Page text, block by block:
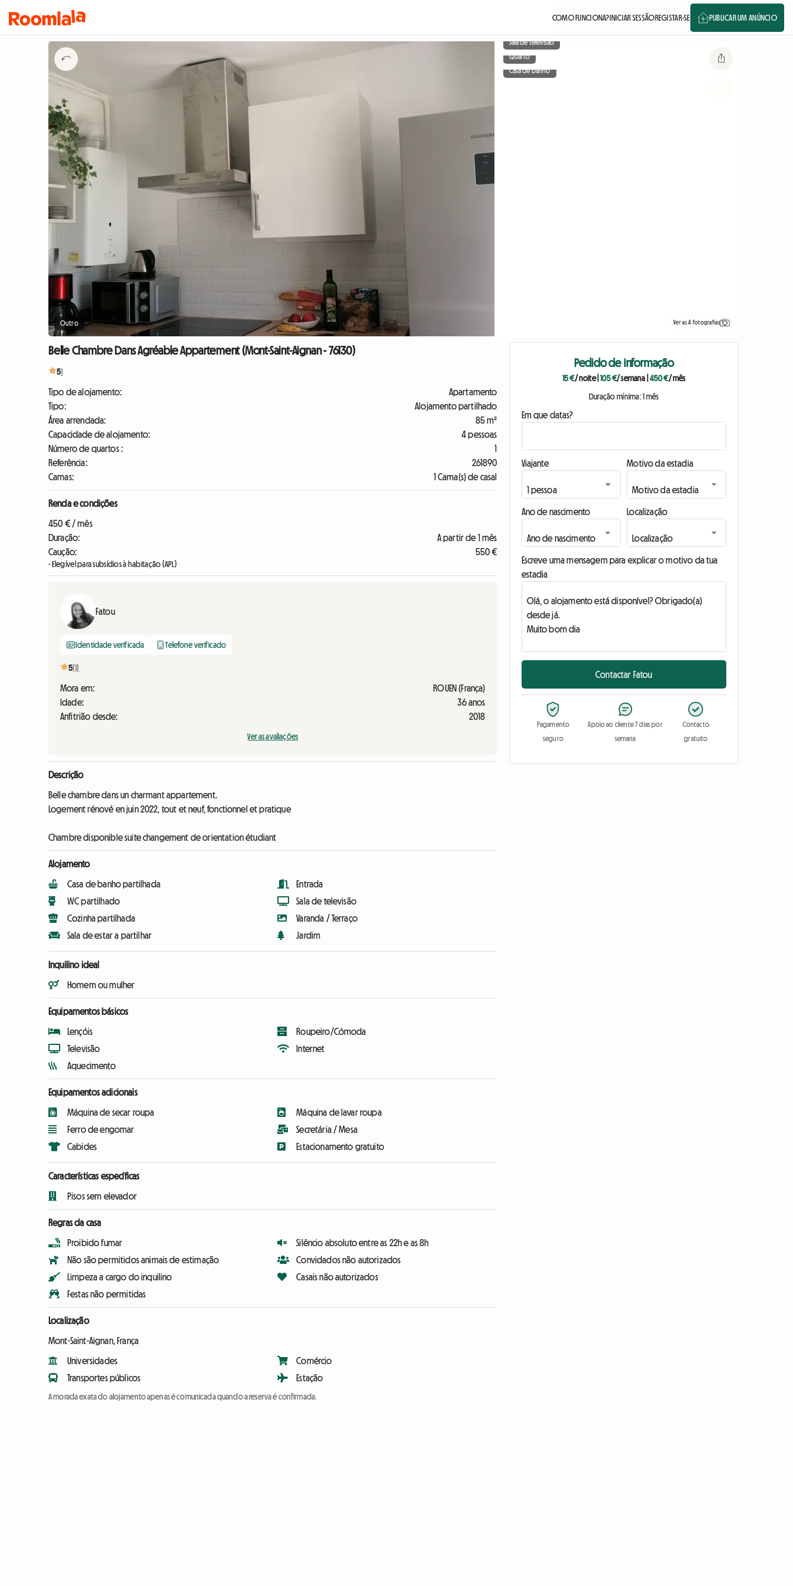
COMO FUNCIONA?INICIAR SESSÃOREGISTAR-SE PUBLICAR UM ANÚNCIO
Outro
Sala de televisão
Quarto
Casa de banho
Ver as 4 fotografias
Belle Chambre Dans Agréable Appartement (Mont-Saint-Aignan - 76130)
51
Tipo de alojamento:
Apartamento
Tipo:
Alojamento partilhado
Área arrendada:
85 m²
Capacidade de alojamento:
4 pessoas
Número de quartos :
1
Referência:
261890
Camas:
1 Cama(s) de casal
Renda e condições
450 € / mês
Duração:
A partir de 1 mês
Caução:
550 €
- Elegível para subsídios à habitação (APL)
Fatou
Identidade verificada Telefone verificado
5(1)
Mora em:
ROUEN (França)
Idade:
36 anos
Anfitrião desde:
2018
Ver as avaliações
Descrição
Belle chambre dans un charmant appartement.
Logement rénové en juin 2022, tout et neuf, fonctionnel et pratique
Chambre disponible suite changement de orientation étudiant
Alojamento
Casa de banho partilhada
WC partilhado
Cozinha partilhada
Sala de estar a partilhar
Entrada
Sala de televisão
Varanda / Terraço
Jardim
Inquilino ideal
Homem ou mulher
Equipamentos básicos
Lençóis
Televisão
Aquecimento
Roupeiro/Cómoda
Internet
Equipamentos adicionais
Máquina de secar roupa
Ferro de engomar
Cabides
Máquina de lavar roupa
Secretária / Mesa
Estacionamento gratuito
Características específicas
Pisos sem elevador
Regras da casa
Proibido fumar
Não são permitidos animais de estimação
Limpeza a cargo do inquilino
Festas não permitidas
Silêncio absoluto entre as 22h e as 8h
Convidados não autorizados
Casais não autorizados
Localização
Mont-Saint-Aignan, França
Universidades
Transportes públicos
Comércio
Estação
A morada exata do alojamento apenas é comunicada quando a reserva é confirmada.
Pedido de informação
15 €/ noite|105 €/ semana 450 €/ mês
Duração mínima: 1 mês
Em que datas?
Viajante Motivo da estadia
Ano de nascimento Localização
Escreve uma mensagem para explicar o motivo da tua
estadia
Contactar Fatou
Pagamento
seguro
Apoio ao cliente 7 dias por
semana
Contacto
gratuito